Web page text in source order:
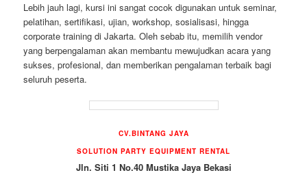
Lebih jauh lagi, kursi ini sangat cocok digunakan untuk seminar,
pelatihan, sertifikasi, ujian, workshop, sosialisasi, hingga
corporate training di Jakarta. Oleh sebab itu, memilih vendor
yang berpengalaman akan membantu mewujudkan acara yang
sukses, profesional, dan memberikan pengalaman terbaik bagi
seluruh peserta.
CV.BINTANG JAYA
SOLUTION PARTY EQUIPMENT RENTAL
Jln. Siti 1 No.40 Mustika Jaya Bekasi